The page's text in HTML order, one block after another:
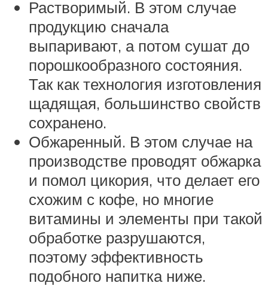
Растворимый. В этом случае
продукцию сначала
выпаривают, а потом сушат до
порошкообразного состояния.
Так как технология изготовления
щадящая, большинство свойств
сохранено.
Обжаренный. В этом случае на
производстве проводят обжарка
и помол цикория, что делает его
схожим с кофе, но многие
витамины и элементы при такой
обработке разрушаются,
поэтому эффективность
подобного напитка ниже.